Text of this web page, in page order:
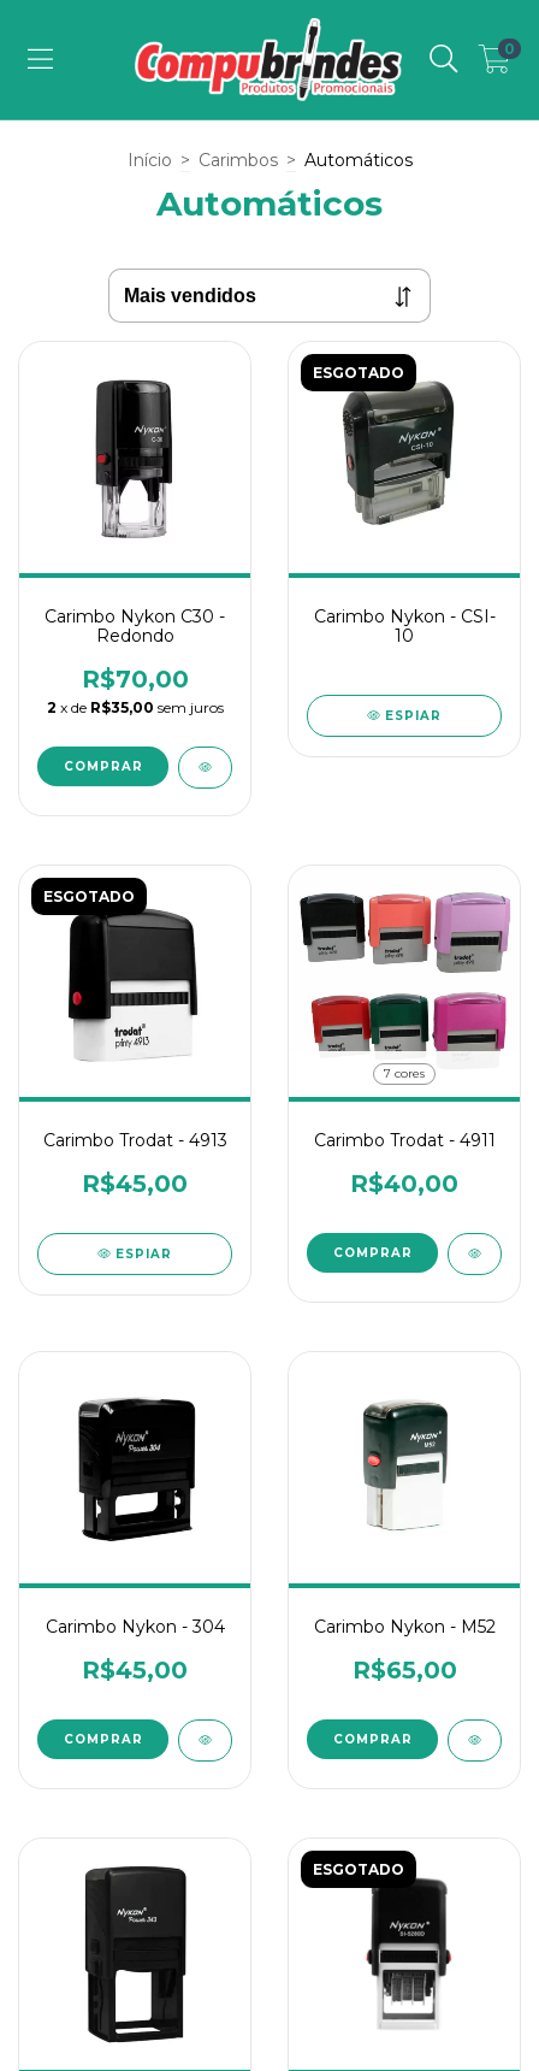
0
Início > Carimbos > Automáticos
Automáticos
Carimbo Nykon C30 -
Redondo
R$70,00
2 x de R$35,00 sem juros
ESGOTADO
Carimbo Nykon - CSI-
10
ESPIAR
ESGOTADO
Carimbo Trodat - 4913
R$45,00
ESPIAR
7 cores
Carimbo Trodat - 4911
R$40,00
COMPRAR
Carimbo Nykon - 304
R$45,00
Carimbo Nykon - M52
R$65,00
ESGOTADO